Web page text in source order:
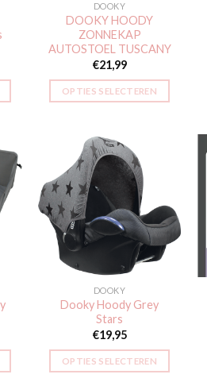
DOOKY
DOOKY HOODY
ZONNEKAP
AUTOSTOEL TUSCANY
€21,99
OPTIES SELECTEREN
Toevoegen
aan
verlanglijst
DOOKY
Dooky Hoody Grey
Stars
€19,95
OPTIES SELECTEREN